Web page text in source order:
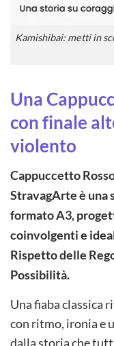
Kamishibai: metti in
Una
con finale
violento
Cappuccetto
StravagArte è una
formato A3,
coinvolgenti e
Rispetto delle
Possibilità.
Una fiaba classica
con ritmo, ironia e
dalla storia che